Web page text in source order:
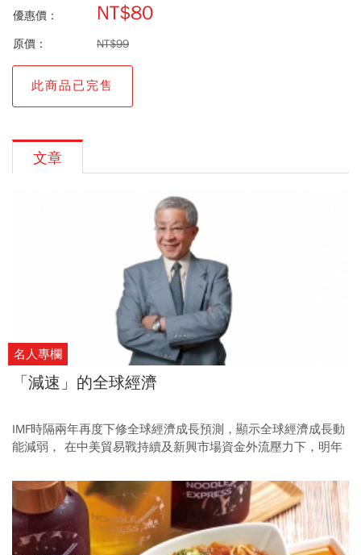
優惠價： NT$80
原價： NT$99
此商品已完售
文章
名人專欄
「減速」的全球經濟
IMF時隔兩年再度下修全球經濟成長預測，顯示全球經濟成長動
能減弱， 在中美貿易戰持續及新興市場資金外流壓力下，明年